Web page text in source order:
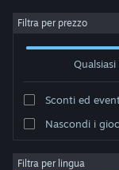
Accedi
Informazioni
Filtra per prezzo
Qualsiasi
Sconti ed
Nascondi i
Filtra per lingua
Editore: Dcap664